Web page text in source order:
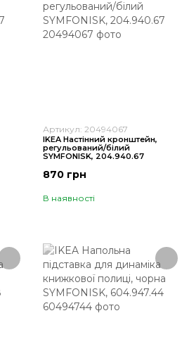
Артикул: 20494067
IKEA Настінний кронштейн,
регульований/білий
SYMFONISK, 204.940.67
870 грн
В наявності